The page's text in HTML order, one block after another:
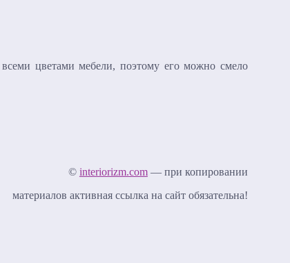
цветами мебели, поэтому его можно смело
© interiorizm.com— при копировании
материалов активная ссылка на сайт обязательна!